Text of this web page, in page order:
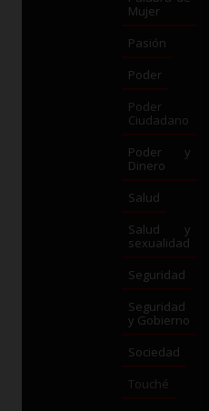
Mujer
Pasión
Poder
Poder
Ciudadano
Poder y
Dinero
Salud
Salud y
sexualidad
Seguridad
Seguridad
y Gobierno
Sociedad
Touché